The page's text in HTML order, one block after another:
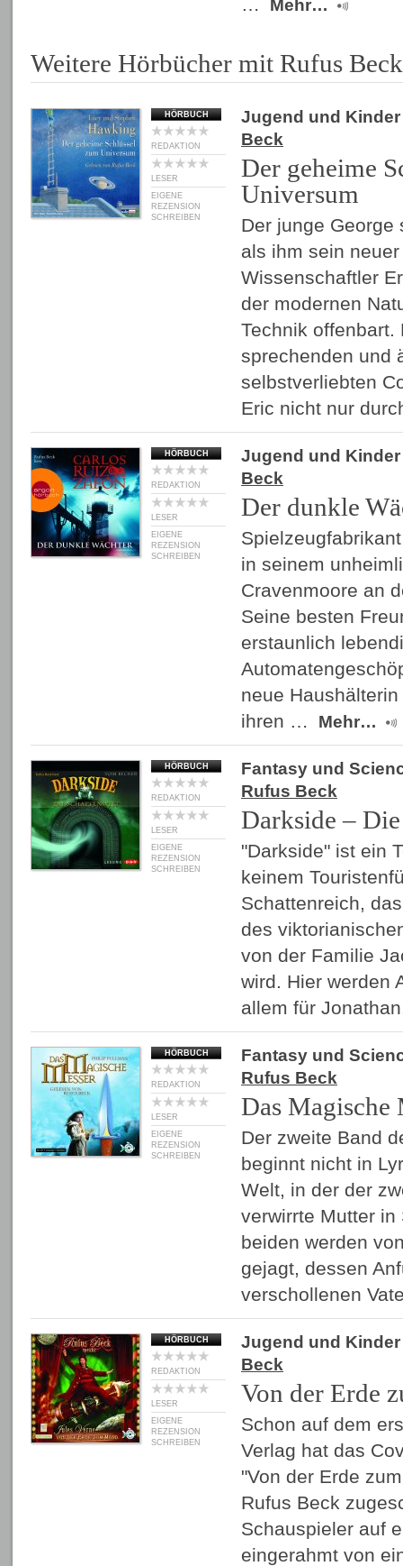
Mehr…
Weitere Hörbücher mit Rufus Beck
HÖRBUCH
REDAKTION
LESER
EIGENE
REZENSION
SCHREIBEN
Jugend und Kinder
Beck
Der geheime
Universum
Der junge George
als ihm sein
Wissenschaftler
der modernen
Technik offenbart.
sprechenden und
selbstverliebten
Eric nicht nur
HÖRBUCH
REDAKTION
LESER
EIGENE
REZENSION
SCHREIBEN
Jugend und Kinder
Beck
Der dunkle
in seinem
Cravenmoore an
Seine besten
erstaunlich
neue
ihren …
Mehr…
HÖRBUCH
REDAKTION
LESER
EIGENE
REZENSION
SCHREIBEN
Fantasy und
Rufus Beck
Darkside –
"Darkside" ist ein
keinem
Schattenreich,
des
von der Familie
wird. Hier werden
allem für
HÖRBUCH
REDAKTION
LESER
EIGENE
REZENSION
SCHREIBEN
Fantasy und
Rufus Beck
Das Magische
Der zweite Band
beginnt nicht in
Welt, in der der
verwirrte Mutter
beiden werden
gejagt, dessen
verschollenen
HÖRBUCH
REDAKTION
LESER
EIGENE
REZENSION
SCHREIBEN
Jugend und Kinder
Beck
Von der Erde
Schon auf dem
Verlag hat das
"Von der Erde
Rufus Beck
Schauspieler auf
eingerahmt von